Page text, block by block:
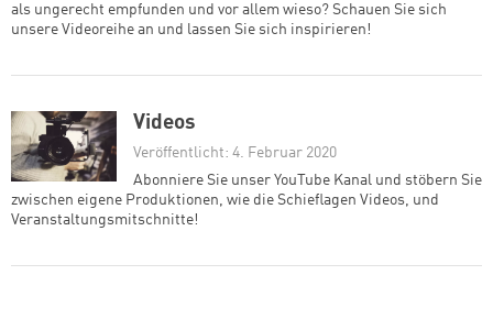
als ungerecht empfunden und vor allem wieso? Schauen Sie sich
unsere Videoreihe an und lassen Sie sich inspirieren!
Videos
Veröffentlicht: 4. Februar 2020
Abonniere Sie unser YouTube Kanal und stöbern Sie
zwischen eigene Produktionen, wie die Schieflagen Videos, und
Veranstaltungsmitschnitte!